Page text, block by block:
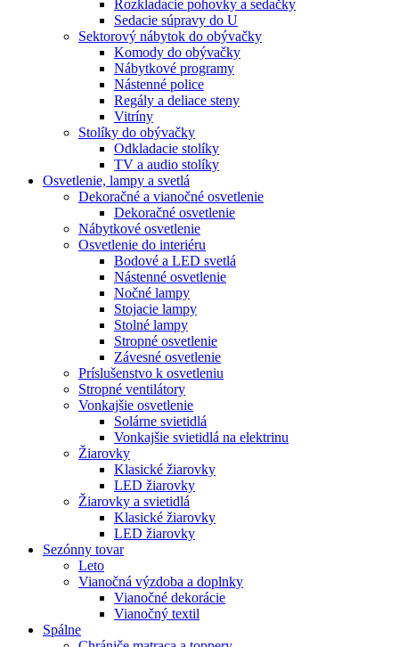
Rozkladacie pohovky a sedačky
Sedacie súpravy do U
Sektorový nábytok do obývačky
Komody do obývačky
Nábytkové programy
Nástenné police
Regály a deliace steny
Vitríny
Stolíky do obývačky
Odkladacie stolíky
TV a audio stolíky
Osvetlenie, lampy a svetlá
Dekoračné a vianočné osvetlenie
Dekoračné osvetlenie
Nábytkové osvetlenie
Osvetlenie do interiéru
Bodové a LED svetlá
Nástenné osvetlenie
Nočné lampy
Stojacie lampy
Stolné lampy
Stropné osvetlenie
Závesné osvetlenie
Príslušenstvo k osvetleniu
Stropné ventilátory
Vonkajšie osvetlenie
Solárne svietidlá
Vonkajšie svietidlá na elektrinu
Žiarovky
Klasické žiarovky
LED žiarovky
Žiarovky a svietidlá
Klasické žiarovky
LED žiarovky
Sezónny tovar
Leto
Vianočná výzdoba a doplnky
Vianočné dekorácie
Vianočný textil
Spálne